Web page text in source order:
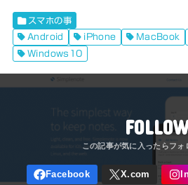
スマホの事
Android
iPhone MacBook
Windows10